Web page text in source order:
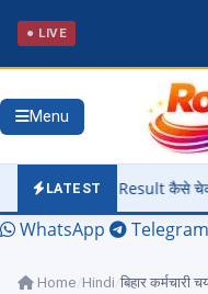
● LIVE
Menu
LATEST
कैसे चेक करें
WhatsApp Telegram
Home Hindi बिहार